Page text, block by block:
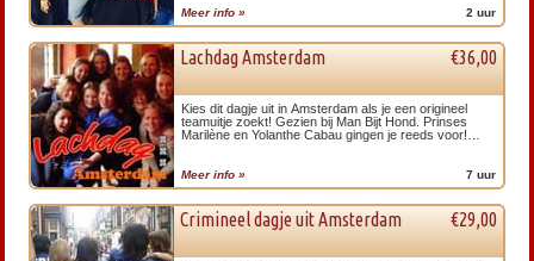
Meer info » 2 uur
Lachdag Amsterdam €36,00
Kies dit dagje uit in Amsterdam als je een origineel
teamuitje zoekt! Gezien bij Man Bijt Hond. Prinses
Marilène en Yolanthe Cabau gingen je reeds voor!
Meer info » 7 uur
Crimineel dagje uit Amsterdam €29,00